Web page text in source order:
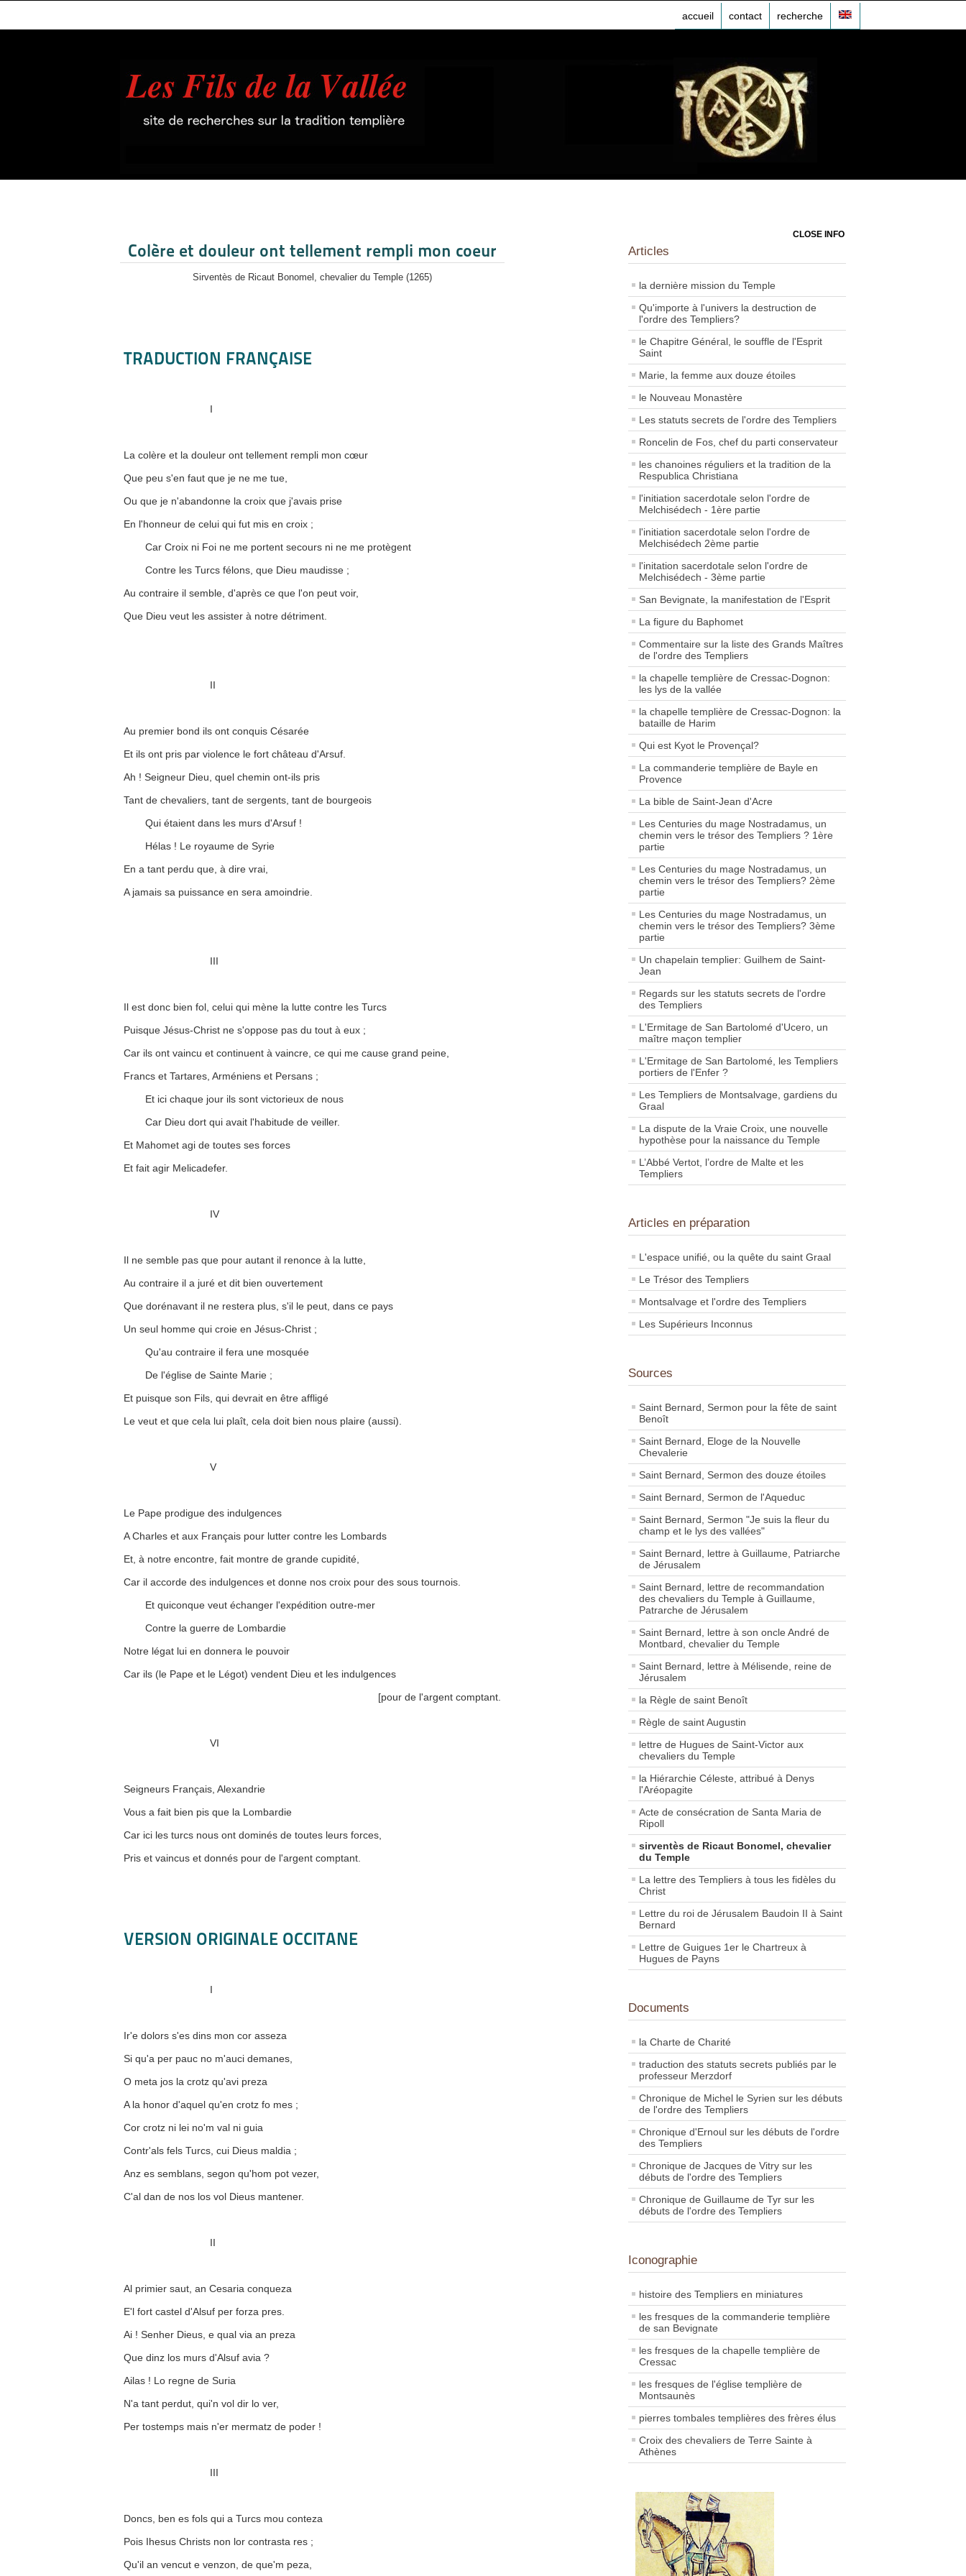
accueil contact recherche
Colère et douleur ont tellement rempli mon coeur
Sirventès de Ricaut Bonomel, chevalier du Temple (1265)
TRADUCTION FRANÇAISE
I
La colère et la douleur ont tellement rempli mon cœur
Que peu s'en faut que je ne me tue,
Ou que je n'abandonne la croix que j'avais prise
En l'honneur de celui qui fut mis en croix ;
Car Croix ni Foi ne me portent secours ni ne me protègent
Contre les Turcs félons, que Dieu maudisse ;
Au contraire il semble, d'après ce que l'on peut voir,
Que Dieu veut les assister à notre détriment.
II
Au premier bond ils ont conquis Césarée
Et ils ont pris par violence le fort château d'Arsuf.
Ah ! Seigneur Dieu, quel chemin ont-ils pris
Tant de chevaliers, tant de sergents, tant de bourgeois
Qui étaient dans les murs d'Arsuf !
Hélas ! Le royaume de Syrie
En a tant perdu que, à dire vrai,
A jamais sa puissance en sera amoindrie.
III
Il est donc bien fol, celui qui mène la lutte contre les Turcs
Puisque Jésus-Christ ne s'oppose pas du tout à eux ;
Car ils ont vaincu et continuent à vaincre, ce qui me cause grand peine,
Francs et Tartares, Arméniens et Persans ;
Et ici chaque jour ils sont victorieux de nous
Car Dieu dort qui avait l'habitude de veiller.
Et Mahomet agi de toutes ses forces
Et fait agir Melicadefer.
IV
Il ne semble pas que pour autant il renonce à la lutte,
Au contraire il a juré et dit bien ouvertement
Que dorénavant il ne restera plus, s'il le peut, dans ce pays
Un seul homme qui croie en Jésus-Christ ;
Qu'au contraire il fera une mosquée
De l'église de Sainte Marie ;
Et puisque son Fils, qui devrait en être affligé
Le veut et que cela lui plaît, cela doit bien nous plaire (aussi).
V
Le Pape prodigue des indulgences
A Charles et aux Français pour lutter contre les Lombards
Et, à notre encontre, fait montre de grande cupidité,
Car il accorde des indulgences et donne nos croix pour des sous tournois.
Et quiconque veut échanger l'expédition outre-mer
Contre la guerre de Lombardie
Notre légat lui en donnera le pouvoir
Car ils (le Pape et le Légot) vendent Dieu et les indulgences
[pour de l'argent comptant.
VI
Seigneurs Français, Alexandrie
Vous a fait bien pis que la Lombardie
Car ici les turcs nous ont dominés de toutes leurs forces,
Pris et vaincus et donnés pour de l'argent comptant.
VERSION ORIGINALE OCCITANE
I
Ir'e dolors s'es dins mon cor asseza
Si qu'a per pauc no m'auci demanes,
O meta jos la crotz qu'avi preza
A la honor d'aquel qu'en crotz fo mes ;
Cor crotz ni lei no'm val ni guia
Contr'als fels Turcs, cui Dieus maldia ;
Anz es semblans, segon qu'hom pot vezer,
C'al dan de nos los vol Dieus mantener.
II
Al primier saut, an Cesaria conqueza
E'l fort castel d'Alsuf per forza pres.
Ai ! Senher Dieus, e qual via an preza
Que dinz los murs d'Alsuf avia ?
Ailas ! Lo regne de Suria
N'a tant perdut, qui'n vol dir lo ver,
Per tostemps mais n'er mermatz de poder !
III
Doncs, ben es fols qui a Turcs mou conteza
Pois Ihesus Christs non lor contrasta res ;
Qu'il an vencut e venzon, de que'm peza,
CLOSE INFO
Articles
la dernière mission du Temple
Qu'importe à l'univers la destruction de
l'ordre des Templiers?
le Chapitre Général, le souffle de l'Esprit
Saint
Marie, la femme aux douze étoiles
le Nouveau Monastère
Les statuts secrets de l'ordre des Templiers
Roncelin de Fos, chef du parti conservateur
les chanoines réguliers et la tradition de la
Respublica Christiana
l'initiation sacerdotale selon l'ordre de
Melchisédech - 1ère partie
l'initiation sacerdotale selon l'ordre de
Melchisédech 2ème partie
l'initation sacerdotale selon l'ordre de
Melchisédech - 3ème partie
San Bevignate, la manifestation de l'Esprit
La figure du Baphomet
Commentaire sur la liste des Grands Maîtres
de l'ordre des Templiers
la chapelle templière de Cressac-Dognon:
les lys de la vallée
la chapelle templière de Cressac-Dognon: la
bataille de Harim
Qui est Kyot le Provençal?
La commanderie templière de Bayle en
Provence
La bible de Saint-Jean d'Acre
Les Centuries du mage Nostradamus, un
chemin vers le trésor des Templiers ? 1ère
partie
Les Centuries du mage Nostradamus, un
chemin vers le trésor des Templiers? 2ème
partie
Les Centuries du mage Nostradamus, un
chemin vers le trésor des Templiers? 3ème
partie
Un chapelain templier: Guilhem de Saint-
Jean
Regards sur les statuts secrets de l'ordre
des Templiers
L'Ermitage de San Bartolomé d'Ucero, un
maître maçon templier
L'Ermitage de San Bartolomé, les Templiers
portiers de l'Enfer ?
Les Templiers de Montsalvage, gardiens du
Graal
La dispute de la Vraie Croix, une nouvelle
hypothèse pour la naissance du Temple
L’Abbé Vertot, l’ordre de Malte et les
Templiers
Articles en préparation
L'espace unifié, ou la quête du saint Graal
Le Trésor des Templiers
Montsalvage et l'ordre des Templiers
Les Supérieurs Inconnus
Sources
Saint Bernard, Sermon pour la fête de saint
Benoît
Saint Bernard, Eloge de la Nouvelle
Chevalerie
Saint Bernard, Sermon des douze étoiles
Saint Bernard, Sermon de l'Aqueduc
Saint Bernard, Sermon "Je suis la fleur du
champ et le lys des vallées"
Saint Bernard, lettre à Guillaume, Patriarche
de Jérusalem
Saint Bernard, lettre de recommandation
des chevaliers du Temple à Guillaume,
Patrarche de Jérusalem
Saint Bernard, lettre à son oncle André de
Montbard, chevalier du Temple
Saint Bernard, lettre à Mélisende, reine de
Jérusalem
la Règle de saint Benoît
Règle de saint Augustin
lettre de Hugues de Saint-Victor aux
chevaliers du Temple
la Hiérarchie Céleste, attribué à Denys
l'Aréopagite
Acte de consécration de Santa Maria de
Ripoll
sirventès de Ricaut Bonomel, chevalier
du Temple
La lettre des Templiers à tous les fidèles du
Christ
Lettre du roi de Jérusalem Baudoin II à Saint
Bernard
Lettre de Guigues 1er le Chartreux à
Hugues de Payns
Documents
la Charte de Charité
traduction des statuts secrets publiés par le
professeur Merzdorf
Chronique de Michel le Syrien sur les débuts
de l'ordre des Templiers
Chronique d'Ernoul sur les débuts de l'ordre
des Templiers
Chronique de Jacques de Vitry sur les
débuts de l'ordre des Templiers
Chronique de Guillaume de Tyr sur les
débuts de l'ordre des Templiers
Iconographie
histoire des Templiers en miniatures
les fresques de la commanderie templière
de san Bevignate
les fresques de la chapelle templière de
Cressac
les fresques de l'église templière de
Montsaunès
pierres tombales templières des frères élus
Croix des chevaliers de Terre Sainte à
Athènes